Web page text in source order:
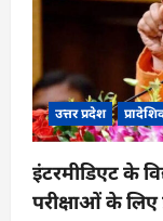
उत्तर प्रदेश
इंटरमीडिएट के
परीक्षाओं के लिए